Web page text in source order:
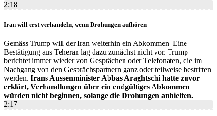
2:18
Iran will erst verhandeln, wenn Drohungen aufhören
Gemäss Trump will der Iran weiterhin ein Abkommen. Eine
Bestätigung aus Teheran lag dazu zunächst nicht vor. Trump
berichtet immer wieder von Gesprächen oder Telefonaten, die im
Nachgang von den Gesprächspartnern ganz oder teilweise bestritten
werden. Irans Aussenminister Abbas Araghtschi hatte zuvor
erklärt, Verhandlungen über ein endgültiges Abkommen
würden nicht beginnen, solange die Drohungen anhielten.
2:17